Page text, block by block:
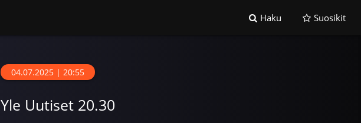
Haku Suosikit
04.07.2025 | 20:55
Yle Uutiset 20.30